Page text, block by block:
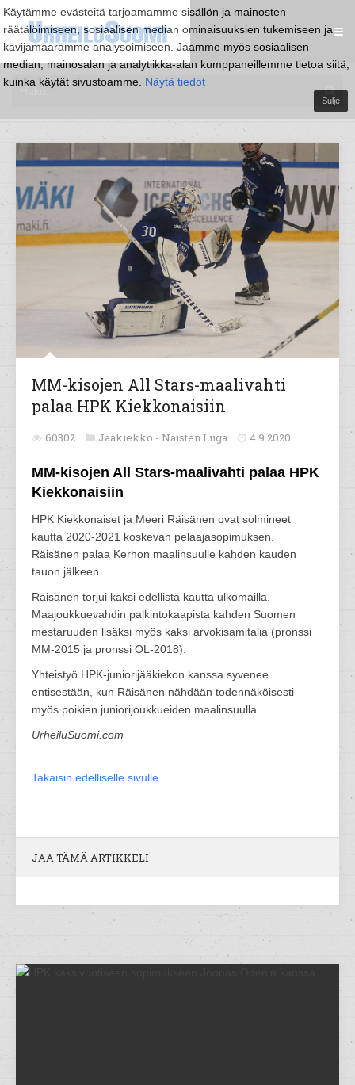
Käytämme evästeitä tarjoamamme sisällön ja mainosten
räätälöimiseen, sosiaalisen median ominaisuuksien tukemiseen ja
kävijämäärämme analysoimiseen. Jaamme myös sosiaalisen
median, mainosalan ja analytiikka-alan kumppaneillemme tietoa siitä,
kuinka käytät sivustoamme. Näytä tiedot
Sulje
MM-kisojen All Stars-maalivahti
palaa HPK Kiekkonaisiin
60302 Jääkiekko - Naisten Liiga 4.9.2020
MM-kisojen All Stars-maalivahti palaa HPK
Kiekkonaisiin
HPK Kiekkonaiset ja Meeri Räisänen ovat solmineet
kautta 2020-2021 koskevan pelaajasopimuksen.
Räisänen palaa Kerhon maalinsuulle kahden kauden
tauon jälkeen.
Räisänen torjui kaksi edellistä kautta ulkomailla.
Maajoukkuevahdin palkintokaapista kahden Suomen
mestaruuden lisäksi myös kaksi arvokisamitalia (pronssi
MM-2015 ja pronssi OL-2018).
Yhteistyö HPK-juniorijääkiekon kanssa syvenee
entisestään, kun Räisänen nähdään todennäköisesti
myös poikien juniorijoukkueiden maalinsuulla.
UrheiluSuomi.com
Takaisin edelliselle sivulle
JAA TÄMÄ ARTIKKELI